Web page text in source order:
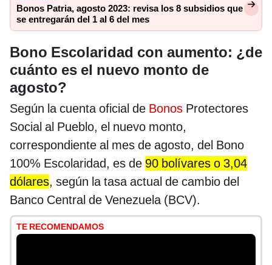
Bonos Patria, agosto 2023: revisa los 8 subsidios que
se entregarán del 1 al 6 del mes
Bono Escolaridad con aumento: ¿de
cuánto es el nuevo monto de
agosto?
Según la cuenta oficial de Bonos Protectores
Social al Pueblo, el nuevo monto,
correspondiente al mes de agosto, del Bono
100% Escolaridad, es de 90 bolívares o 3,04
dólares, según la tasa actual de cambio del
Banco Central de Venezuela (BCV).
TE RECOMENDAMOS